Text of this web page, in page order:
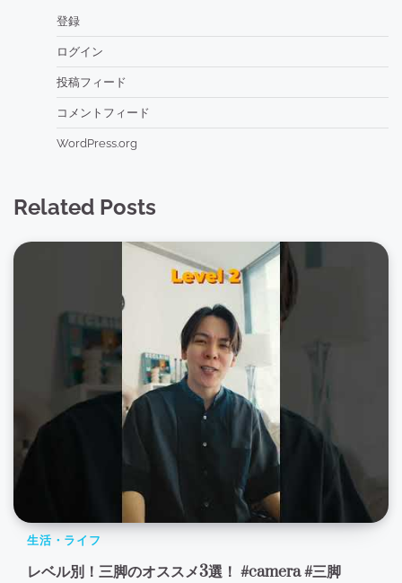
登録
ログイン
投稿フィード
コメントフィード
WordPress.org
Related Posts
生活・ライフ
レベル別！三脚のオススメ3選！ #camera #三脚